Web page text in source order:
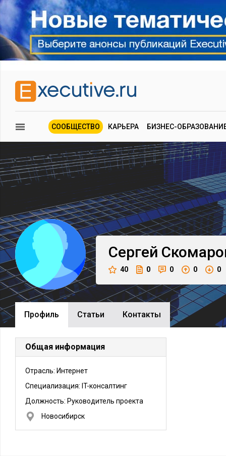
СООБЩЕСТВО КАРЬЕРА БИЗНЕС-
Сергей
40 0 0 0 0
Профиль Cтатьи Контакты
Общая информация
Отрасль: Интернет
Специализация: IT-консалтинг
Должность: Руководитель проекта
Новосибирск